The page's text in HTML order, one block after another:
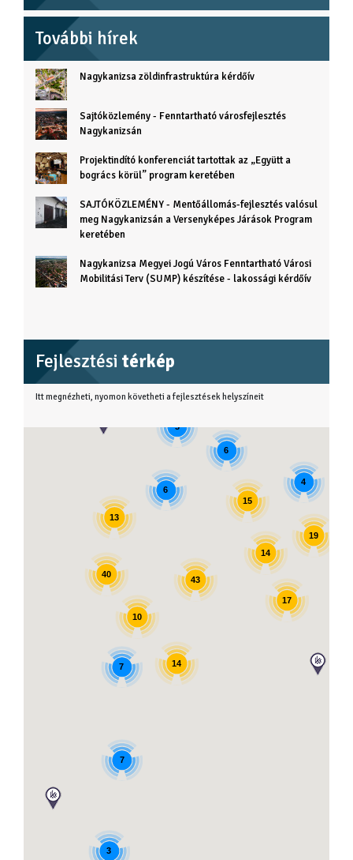
További hírek
Nagykanizsa zöldinfrastruktúra kérdőív
Sajtóközlemény - Fenntartható városfejlesztés
Nagykanizsán
Projektindító konferenciát tartottak az „Együtt a
bogrács körül” program keretében
SAJTÓKÖZLEMÉNY - Mentőállomás-fejlesztés valósul
meg Nagykanizsán a Versenyképes Járások Program
keretében
Nagykanizsa Megyei Jogú Város Fenntartható Városi
Mobilitási Terv (SUMP) készítése - lakossági kérdőív
Fejlesztési térkép
Itt megnézheti, nyomon követheti a fejlesztések helyszíneit
14
17
40
7
43
19
6
13
15
4
6
3
3
7
14
10